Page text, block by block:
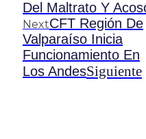
Del Maltrato Y
NextCFT Región De
Valparaíso Inicia
Funcionamiento En
Los AndesSiguiente